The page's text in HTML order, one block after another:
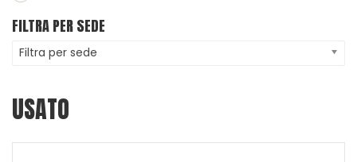
FILTRA PER SEDE
Filtra per sede
USATO